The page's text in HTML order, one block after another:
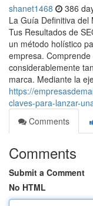
shanet1468 386
La Guía Definitiva del
Tus Resultados de
un método holístico
empresa.
considerablemente
marca. Mediante la
https://
claves-para-lanzar-
Comments
Comments
Submit a Comment
No HTML